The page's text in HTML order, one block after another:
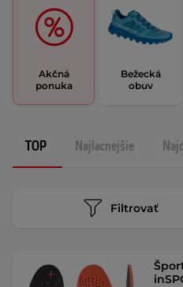
Akčná
ponuka
Bežecká
obuv
TOP Najlacnejšie
Filtrovať